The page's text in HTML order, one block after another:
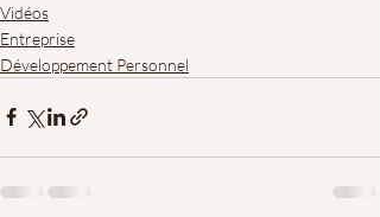
Vidéos
Entreprise
Développement Personnel